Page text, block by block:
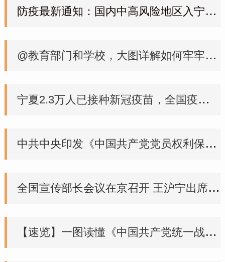
防疫最新通知：国内中高风险地区入宁人员要查验3天以内核酸检测阴性证明，实施7天居家健康监测
@教育部门和学校，大图详解如何牢牢守住教育系统疫情防线
宁夏2.3万人已接种新冠疫苗，全国疫情多点散发，我们倡议！
中共中央印发《中国共产党党员权利保障条例》
全国宣传部长会议在京召开 王沪宁出席并讲话
【速览】一图读懂《中国共产党统一战线工作条例》